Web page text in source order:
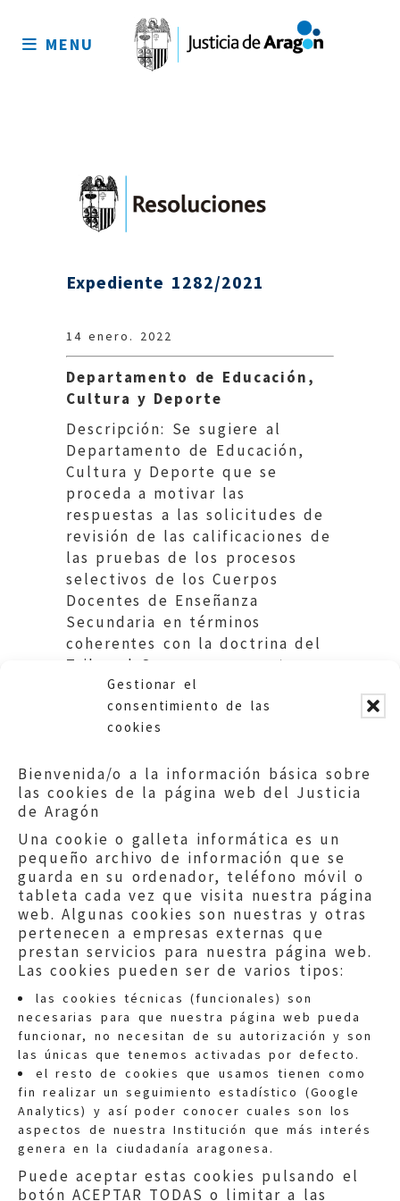
Gestionar el
consentimiento de las
cookies
Bienvenida/o a la información básica sobre
las cookies de la página web del Justicia
de Aragón
Una cookie o galleta informática es un
pequeño archivo de información que se
guarda en su ordenador, teléfono móvil o
tableta cada vez que visita nuestra página
web. Algunas cookies son nuestras y otras
pertenecen a empresas externas que
prestan servicios para nuestra página web.
Las cookies pueden ser de varios tipos:
las cookies técnicas (funcionales) son
necesarias para que nuestra página web pueda
funcionar, no necesitan de su autorización y son
las únicas que tenemos activadas por defecto.
el resto de cookies que usamos tienen como
fin realizar un seguimiento estadístico (Google
Analytics) y así poder conocer cuales son los
aspectos de nuestra Institución que más interés
genera en la ciudadanía aragonesa.
Puede aceptar estas cookies pulsando el
botón ACEPTAR TODAS o limitar a las
sitio
MENU
Expediente 1282/2021
14 enero. 2022
Departamento de Educación,
Cultura y Deporte
Descripción: Se sugiere al
Departamento de Educación,
Cultura y Deporte que se
proceda a motivar las
respuestas a las solicitudes de
revisión de las calificaciones de
las pruebas de los procesos
selectivos de los Cuerpos
Docentes de Enseñanza
Secundaria en términos
coherentes con la doctrina del
Tribunal Supremo expuesta en
esta resolución
Quejas:quejas@eljusticiadearagon.es
Información general:
informacion@eljusticiadearagon.es
Teléfonos:900 210 210/